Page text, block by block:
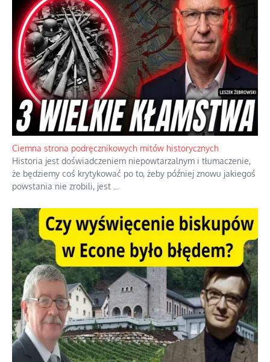
Ciemna strona podręcznikowych mitów historycznych
Historia jest doświadczeniem niepowtarzalnym i tłumaczenie,
że będziemy coś krytykować po to, żeby później znowu jakiegoś
powstania nie zrobili, jest